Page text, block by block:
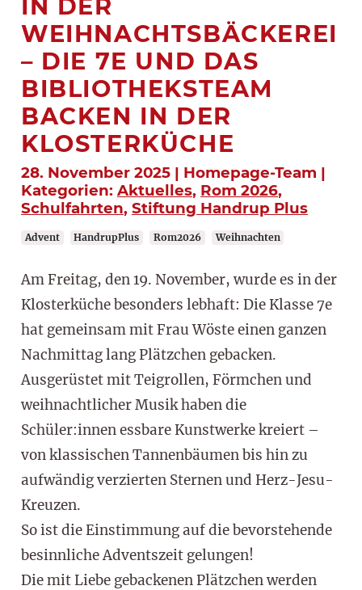
IN DER
WEIHNACHTSBÄCKEREI
– DIE 7E UND DAS
BIBLIOTHEKSTEAM
BACKEN IN DER
KLOSTERKÜCHE
28. November 2025 | Homepage-Team |
Kategorien: Aktuelles, Rom 2026,
Schulfahrten, Stiftung Handrup Plus
Advent HandrupPlus Rom2026 Weihnachten
Am Freitag, den 19. November, wurde es in der
Klosterküche besonders lebhaft: Die Klasse 7e
hat gemeinsam mit Frau Wöste einen ganzen
Nachmittag lang Plätzchen gebacken.
Ausgerüstet mit Teigrollen, Förmchen und
weihnachtlicher Musik haben die
Schüler:innen essbare Kunstwerke kreiert –
von klassischen Tannenbäumen bis hin zu
aufwändig verzierten Sternen und Herz-Jesu-
Kreuzen.
So ist die Einstimmung auf die bevorstehende
besinnliche Adventszeit gelungen!
Die mit Liebe gebackenen Plätzchen werden